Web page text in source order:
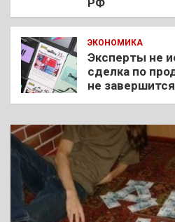
РФ
ЭКОНОМИКА
Эксперты не
сделка по
не